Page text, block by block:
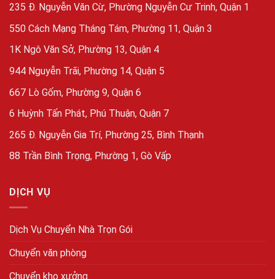
235 Đ. Nguyễn Văn Cừ, Phường Nguyễn Cư Trinh, Quận 1
550 Cách Mạng Tháng Tám, Phường 11, Quận 3
1K Ngô Văn Sở, Phường 13, Quận 4
944 Nguyễn Trãi, Phường 14, Quận 5
667 Lò Gốm, Phường 9, Quận 6
6 Huỳnh Tấn Phát, Phú Thuận, Quận 7
265 Đ. Nguyễn Gia Trí, Phường 25, Bình Thạnh
88 Trần Bình Trọng, Phường 1, Gò Vấp
DỊCH VỤ
Dịch Vụ Chuyển Nhà Trọn Gói
Chuyển văn phòng
Chuyển kho xưởng